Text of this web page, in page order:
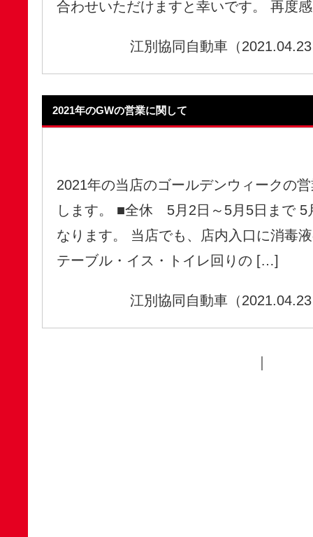
合わせいただけますと幸いです。 再度
江別協同自動車（
2021年のGWの営業に関して
2021年の当店のゴールデンウィークの
します。 ■全休 5月2日～5月5日まで 5
なります。 当店でも、店内入口に消毒
テーブル・イス・トイレ回りの […]
江別協同自動車（